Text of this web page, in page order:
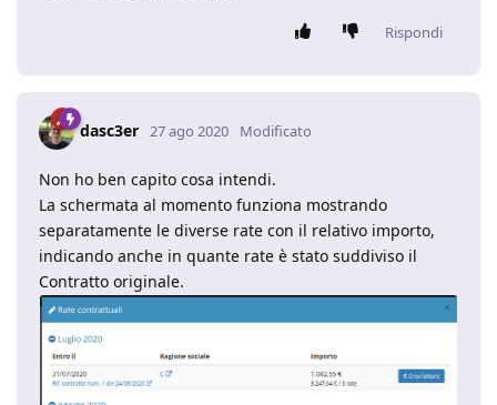
Rispondi
dasc3er 27 ago 2020 Modificato
Non ho ben capito cosa intendi.
La schermata al momento funziona mostrando
separatamente le diverse rate con il relativo importo,
indicando anche in quante rate è stato suddiviso il
Contratto originale.